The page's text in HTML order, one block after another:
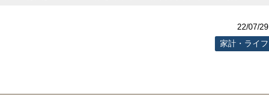
22/07/29
家計・ライフ